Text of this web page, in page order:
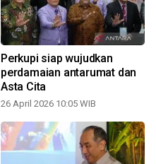
Perkupi siap wujudkan
perdamaian antarumat dan
Asta Cita
26 April 2026 10:05 WIB